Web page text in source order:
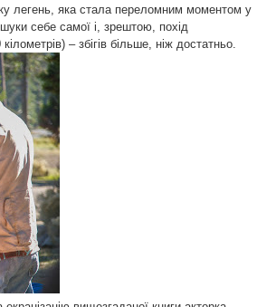
легень, яка стала переломним моментом у
себе самої і, зрештою, похід
– збігів більше, ніж достатньо.